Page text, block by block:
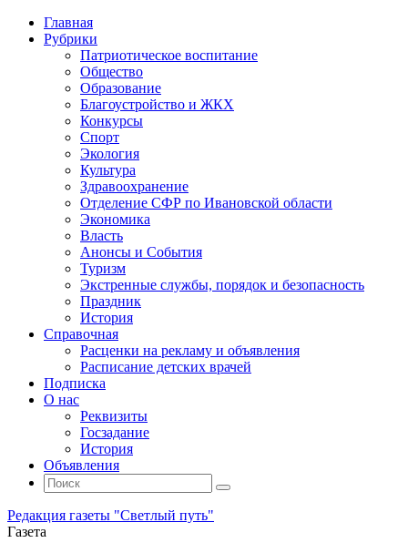
Главная
Рубрики
Патриотическое воспитание
Общество
Образование
Благоустройство и ЖКХ
Конкурсы
Спорт
Экология
Культура
Здравоохранение
Отделение СФР по Ивановской области
Экономика
Власть
Анонсы и События
Туризм
Экстренные службы, порядок и безопасность
Праздник
История
Справочная
Расценки на рекламу и объявления
Расписание детских врачей
Подписка
О нас
Реквизиты
Госзадание
История
Объявления
Поиск
Искать:
Поиск
Редакция газеты "Светлый путь"
Газета